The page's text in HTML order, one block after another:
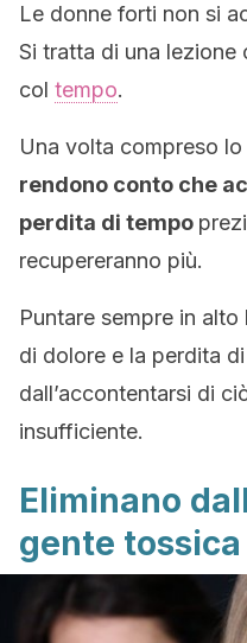
Le donne forti non si
Si tratta di una
col tempo.
Una volta compreso
rendono conto che
perdita di tempo
recupereranno più.
Puntare sempre in
di dolore e la perdita
dall’accontentarsi di
insufficiente.
Eliminano
gente tossica